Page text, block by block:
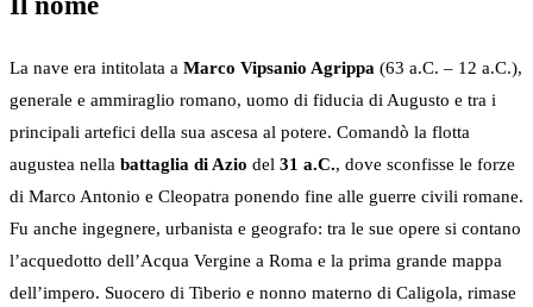
La nave era intitolata a Marco Vipsanio Agrippa (63 a.C. – 12 a.C.),
generale e ammiraglio romano, uomo di fiducia di Augusto e tra i
principali artefici della sua ascesa al potere. Comandò la flotta
augustea nella battaglia di Azio del 31 a.C., dove sconfisse le forze
di Marco Antonio e Cleopatra ponendo fine alle guerre civili romane.
Fu anche ingegnere, urbanista e geografo: tra le sue opere si contano
l’acquedotto dell’Acqua Vergine a Roma e la prima grande mappa
dell’impero. Suocero di Tiberio e nonno materno di Caligola, rimase